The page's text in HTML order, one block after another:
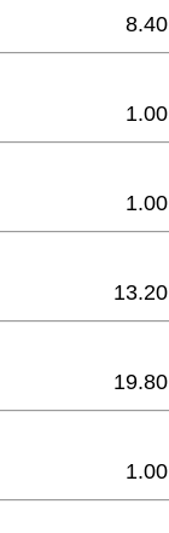
8.40
1.00
1.00
13.20
19.80
1.00